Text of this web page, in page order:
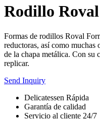
Rodillo
Formas de rodillos Roval
reductoras, así como muchas
de la chapa metálica. Con su
replicar.
Send Inquiry
Delicatessen Rápida
Garantía de calidad
Servicio al cliente 24/7